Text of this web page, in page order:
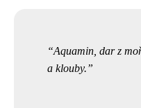
Aquamin, dar z
a klouby.